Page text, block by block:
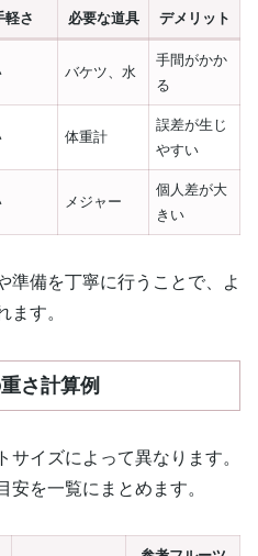
軽さ 必要な道具 デメリット
バケツ、水
手間がかか
る
体重計
誤差が生じ
やすい
メジャー
個人差が大
きい
準備を丁寧に行うことで、よ
ます。
さ計算例
サイズによって異なります。
を一覧にまとめます。